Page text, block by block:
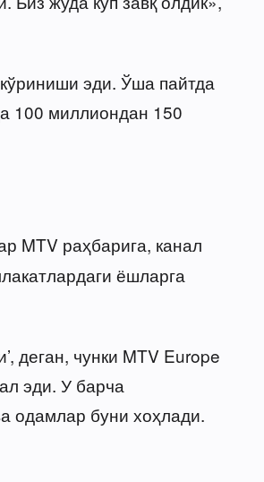
эди. Ўша пайтда
100 миллиондан 150
MTV раҳбарига, канал
ёшларга
деган, чунки MTV Europe
эди. У барча
одамлар буни хоҳлади.